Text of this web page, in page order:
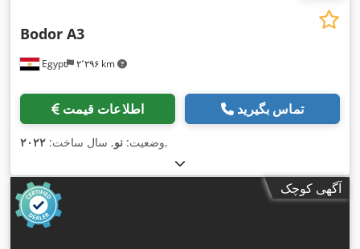
Egypt ۲٬۲۹۶ km
Bodor A3
اطلاعات قیمت تماس بگیرید
وضعیت: نو, سال ساخت: ۲۰۲۲ ,
آگهی کوچک